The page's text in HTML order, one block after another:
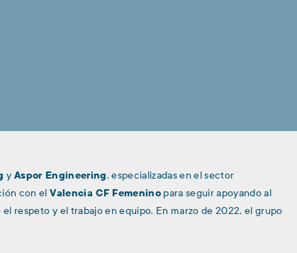
y Aspor Engineering, especializadas en el sector
con elValencia CF Femeninopara seguir apoyando al
respeto y el trabajo en equipo. En marzo de 2022, el grupo